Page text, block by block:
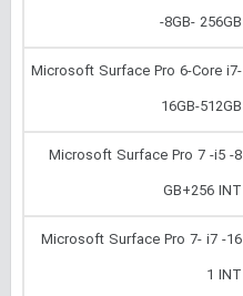
-8GB- 256GB
Microsoft Surface Pro 6-Core i7-
16GB-512GB
Microsoft Surface Pro 7 -i5 -8
GB+256 INT
Microsoft Surface Pro 7- i7 -16
1 INT